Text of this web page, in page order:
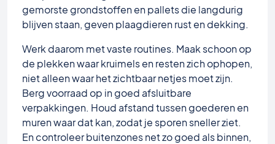
gemorste grondstoffen en pallets die langdurig
blijven staan, geven plaagdieren rust en dekking.
Werk daarom met vaste routines. Maak schoon op
de plekken waar kruimels en resten zich ophopen,
niet alleen waar het zichtbaar netjes moet zijn.
Berg voorraad op in goed afsluitbare
verpakkingen. Houd afstand tussen goederen en
muren waar dat kan, zodat je sporen sneller ziet.
En controleer buitenzones net zo goed als binnen,